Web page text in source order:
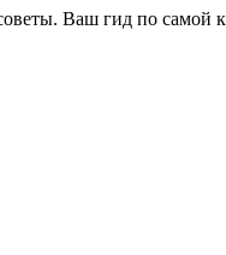
Ваш гид по самой